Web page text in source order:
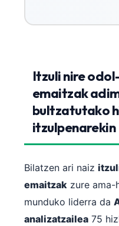
Itzuli nire
emaitzak
bultzatutako
itzulpenarekin
Bilatzen ari naiz
emaitzak zure ama-
munduko liderra da
analizatzailea 75